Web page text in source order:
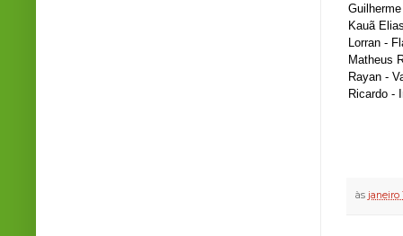
Kauã
Lorran -
Matheus
Rayan -
Ricardo -
às janeiro